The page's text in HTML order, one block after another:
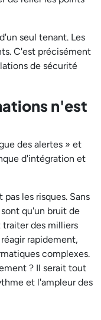
seul tenant. Les
C'est précisément
de sécurité
n'est
des alertes » et
d'intégration et
les risques. Sans
qu'un bruit de
traiter des milliers
rapidement,
complexes.
? Il serait tout
et l'ampleur des